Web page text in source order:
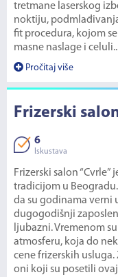
tretmane laserskog
noktiju,
fit procedura, kojom
masne naslage i
Pročitaj više
Frizerski
6
Iskustava
Frizerski salon
tradicijom u
da su godinama verni
dugogodišnji
ljubazni. Vremenom
atmosferu, koja do
cene frizerskih
oni koji su posetili